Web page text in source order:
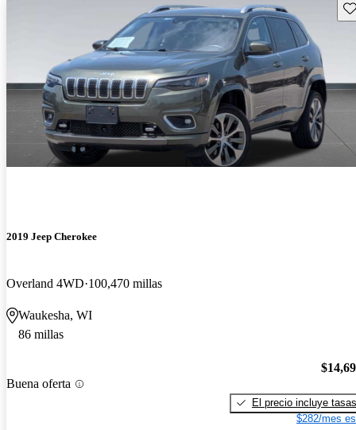
2019 Jeep Cherokee
Overland 4WD 100,470 millas
Waukesha, WI
86 millas
Buena oferta
El precio incluye tasas
$282/mes